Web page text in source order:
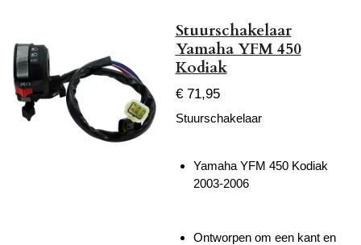
Stuurschakelaar
Yamaha YFM 450
Kodiak
€ 71,95
Stuurschakelaar
Yamaha YFM 450 Kodiak
2003-2006
Ontworpen om een kant en